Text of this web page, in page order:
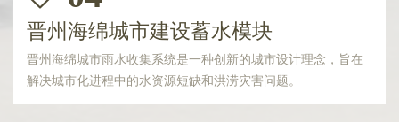
晋州海绵城市建设蓄水模块
晋州海绵城市雨水收集系统是一种创新的城市设计理念，旨在
解决城市化进程中的水资源短缺和洪涝灾害问题。